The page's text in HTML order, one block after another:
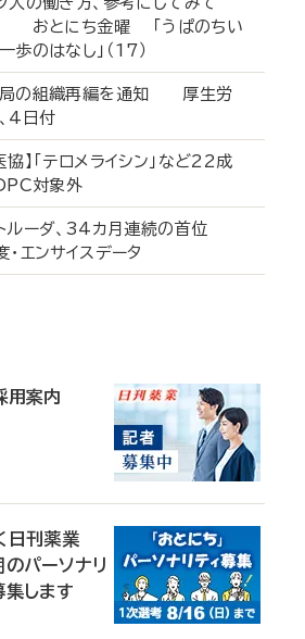
おとにち金曜 「うぱのちい
歩のはなし」（17）
局の組織再編を通知 厚生労
4日付
協】「テロメライシン」など22成
対象外
ルーダ、34カ月連続の首位
・エンサイスデータ
用案内
日刊薬業
パーソナリ
集します